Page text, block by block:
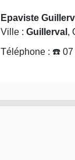
Epaviste
Ville : Guillerval ,
Téléphone : ☎️ 07